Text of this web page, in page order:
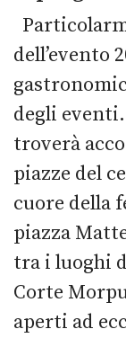
dell’evento
degli
troverà
piazze del
cuore della
piazza
tra i luoghi
Corte
aperti ad